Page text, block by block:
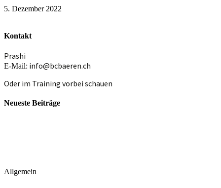
5. Dezember 2022
Kontakt
Prashi
E-Mail: info@bcbaeren.ch
Oder im Training vorbei schauen
Neueste Beiträge
Allgemein